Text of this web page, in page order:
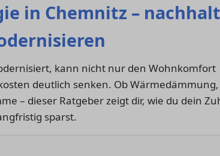
in Chemnitz –
kann nicht nur den Wohnkomfort
deutlich senken. Ob
– dieser Ratgeber zeigt dir, wie du dein
sparst.